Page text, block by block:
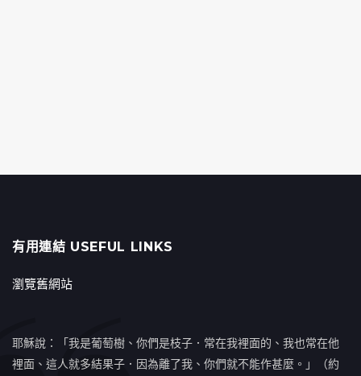
有用連結 USEFUL LINKS
瀏覽舊網站
耶穌說：「我是葡萄樹、你們是枝子．常在我裡面的、我也常在他
裡面、這人就多結果子．因為離了我、你們就不能作甚麼。」（約